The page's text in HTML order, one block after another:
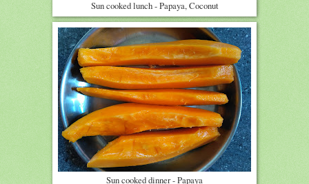
Sun cooked lunch - Papaya, Coconut
Sun cooked dinner - Papaya